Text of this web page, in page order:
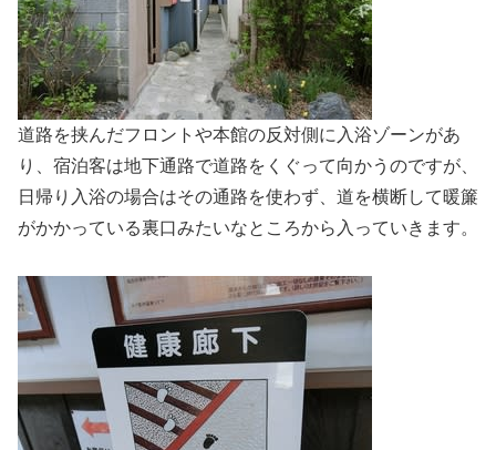
道路を挟んだフロントや本館の反対側に入浴ゾーンがあ
り、宿泊客は地下通路で道路をくぐって向かうのですが、
日帰り入浴の場合はその通路を使わず、道を横断して暖簾
がかかっている裏口みたいなところから入っていきます。